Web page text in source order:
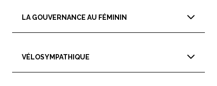
LA GOUVERNANCE AU FÉMININ
VÉLOSYMPATHIQUE